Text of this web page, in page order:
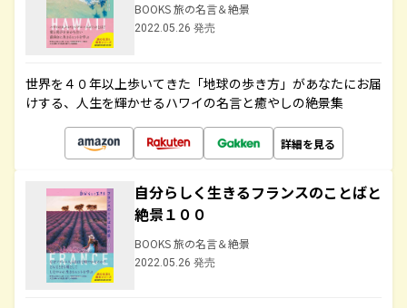
BOOKS 旅の名言＆絶景
2022.05.26 発売
世界を４０年以上歩いてきた「地球の歩き方」があなたにお届
けする、人生を輝かせるハワイの名言と癒やしの絶景集
詳細を見る
自分らしく生きるフランスのことばと
絶景１００
BOOKS 旅の名言＆絶景
2022.05.26 発売